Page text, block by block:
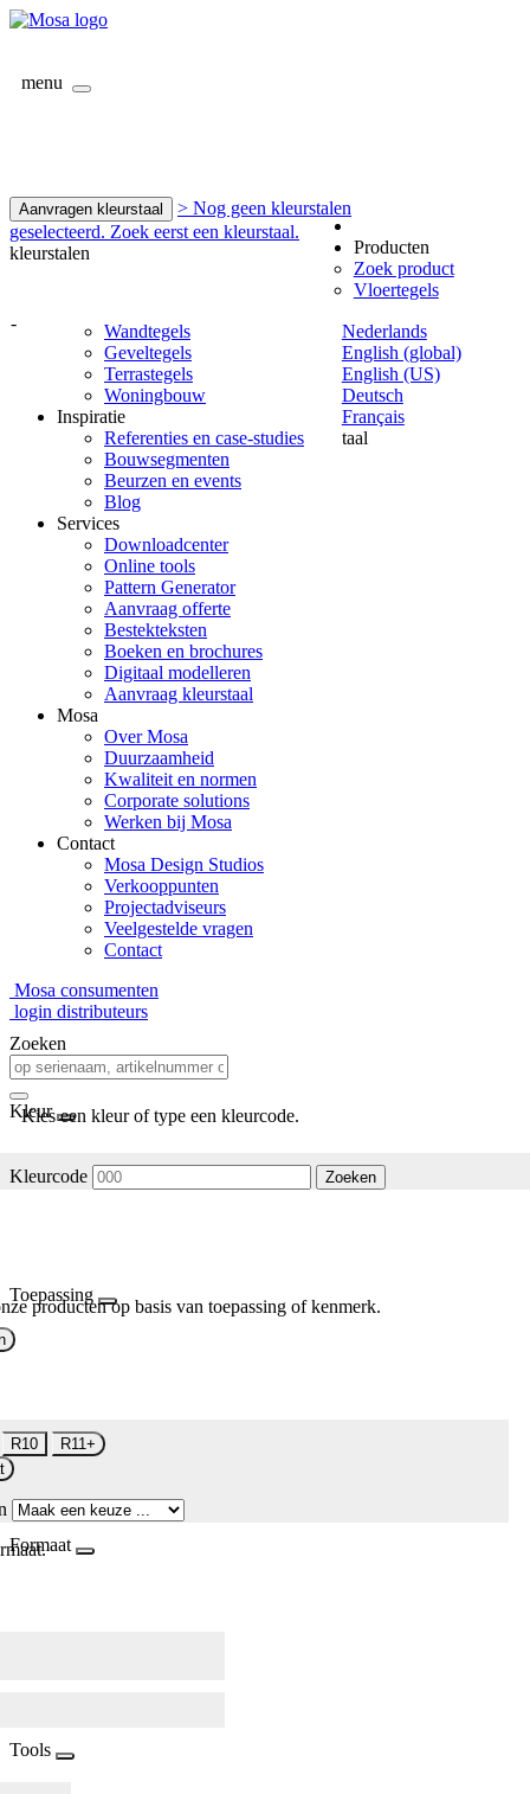
menu
Aanvragen kleurstaal
> Nog geen kleurstalen
geselecteerd. Zoek eerst een kleurstaal.
kleurstalen
-
Nederlands
English (global)
English (US)
Deutsch
Français
taal
Producten
Zoek product
Vloertegels
Wandtegels
Geveltegels
Terrastegels
Woningbouw
Inspiratie
Referenties en case-studies
Bouwsegmenten
Beurzen en events
Blog
Services
Downloadcenter
Online tools
Pattern Generator
Aanvraag offerte
Bestekteksten
Boeken en brochures
Digitaal modelleren
Aanvraag kleurstaal
Mosa
Over Mosa
Duurzaamheid
Kwaliteit en normen
Corporate solutions
Werken bij Mosa
Contact
Mosa Design Studios
Verkooppunten
Projectadviseurs
Veelgestelde vragen
Contact
Mosa consumenten
login distributeurs
Zoeken
Kleur
Kies een kleur of type een kleurcode.
Kleurcode Zoeken
Toepassing
producten op basis van toepassing of kenmerk.
R10
R11+
Formaat
Tools